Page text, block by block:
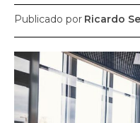
SUBSCRIBE
Welcome to Liberty
Publicado por Ricardo